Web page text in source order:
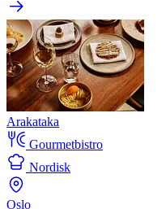
Arakataka
Gourmetbistro
Nordisk
Oslo